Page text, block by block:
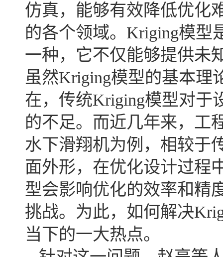
仿真，能够有效降低优化
的各个领域。Kriging模型
一种，它不仅能够提供未
虽然Kriging模型的基本理
在，传统Kriging模型对于
的不足。而近几年来，工
水下滑翔机为例，相较于
面外形，在优化设计过程
型会影响优化的效率和精
挑战。为此，如何解决
当下的一大热点。